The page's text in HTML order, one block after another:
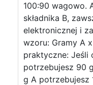
100:90 wagowo.
składnika B,
elektronicznej i
wzoru: Gramy A
praktyczne: Jeśli
potrzebujesz 90
g A potrzebujesz